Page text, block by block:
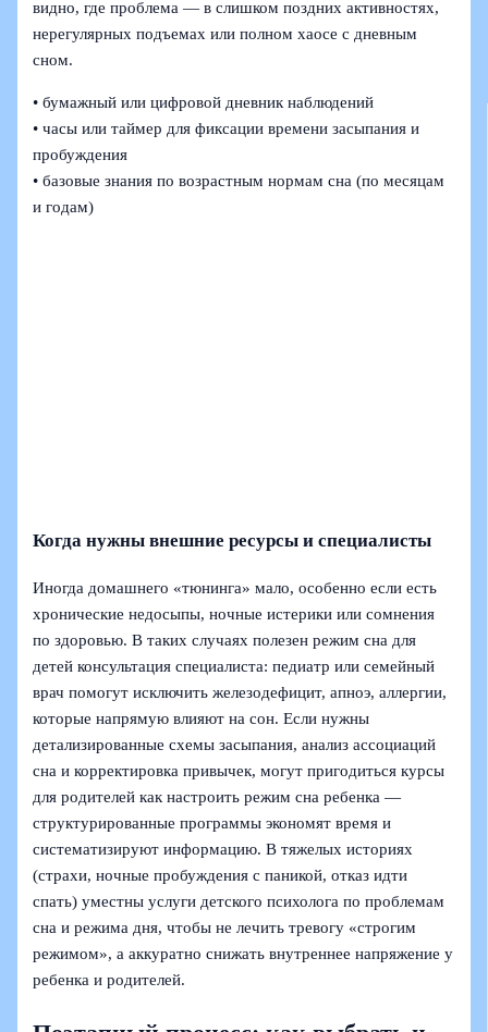
видно, где проблема — в слишком поздних активностях,
нерегулярных подъемах или полном хаосе с дневным
сном.
• бумажный или цифровой дневник наблюдений
• часы или таймер для фиксации времени засыпания и
пробуждения
• базовые знания по возрастным нормам сна (по месяцам
и годам)
Когда нужны внешние ресурсы и специалисты
Иногда домашнего «тюнинга» мало, особенно если есть
хронические недосыпы, ночные истерики или сомнения
по здоровью. В таких случаях полезен режим сна для
детей консультация специалиста: педиатр или семейный
врач помогут исключить железодефицит, апноэ, аллергии,
которые напрямую влияют на сон. Если нужны
детализированные схемы засыпания, анализ ассоциаций
сна и корректировка привычек, могут пригодиться курсы
для родителей как настроить режим сна ребенка —
структурированные программы экономят время и
систематизируют информацию. В тяжелых историях
(страхи, ночные пробуждения с паникой, отказ идти
спать) уместны услуги детского психолога по проблемам
сна и режима дня, чтобы не лечить тревогу «строгим
режимом», а аккуратно снижать внутреннее напряжение у
ребенка и родителей.